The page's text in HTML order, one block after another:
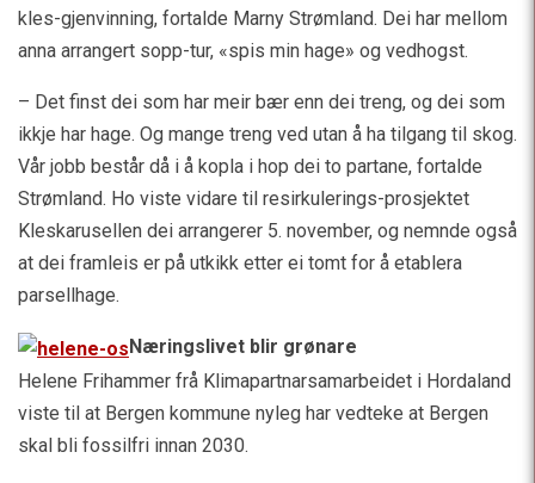
kles-gjenvinning, fortalde Marny Strømland. Dei har mellom
anna arrangert sopp-tur, «spis min hage» og vedhogst.
– Det finst dei som har meir bær enn dei treng, og dei som
ikkje har hage. Og mange treng ved utan å ha tilgang til skog.
Vår jobb består då i å kopla i hop dei to partane, fortalde
Strømland. Ho viste vidare til resirkulerings-prosjektet
Kleskarusellen dei arrangerer 5. november, og nemnde også
at dei framleis er på utkikk etter ei tomt for å etablera
parsellhage.
Næringslivet blir grønare
Helene Frihammer frå Klimapartnarsamarbeidet i Hordaland
viste til at Bergen kommune nyleg har vedteke at Bergen
skal bli fossilfri innan 2030.